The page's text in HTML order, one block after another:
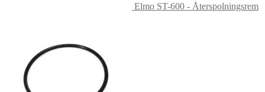
Elmo ST-600 - Återspolningsrem